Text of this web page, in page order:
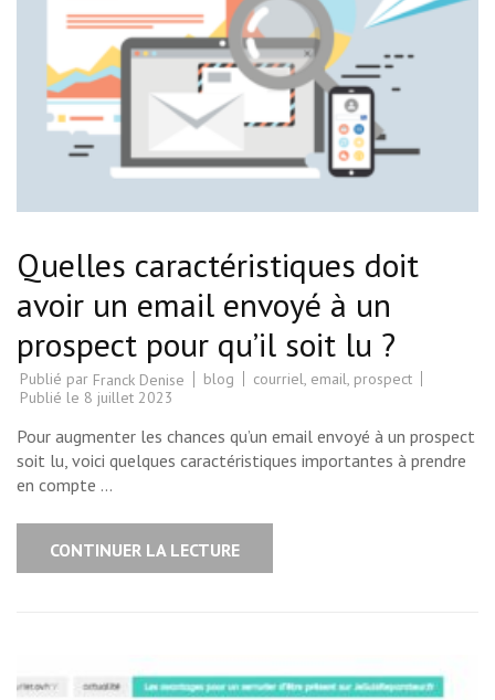
Quelles caractéristiques doit
avoir un email envoyé à un
prospect pour qu’il soit lu ?
Publié par Franck Denise blog courriel, email, prospect
Publié le 8 juillet 2023
Pour augmenter les chances qu’un email envoyé à un prospect
soit lu, voici quelques caractéristiques importantes à prendre
en compte …
CONTINUER LA LECTURE